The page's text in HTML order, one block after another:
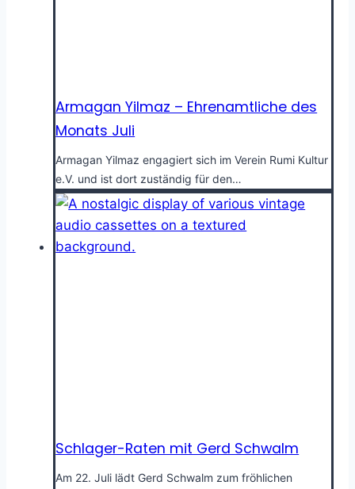
Armagan Yilmaz – Ehrenamtliche des
Monats Juli
Armagan Yilmaz engagiert sich im Verein Rumi Kultur
e.V. und ist dort zuständig für den…
Schlager-Raten mit Gerd Schwalm
Am 22. Juli lädt Gerd Schwalm zum fröhlichen